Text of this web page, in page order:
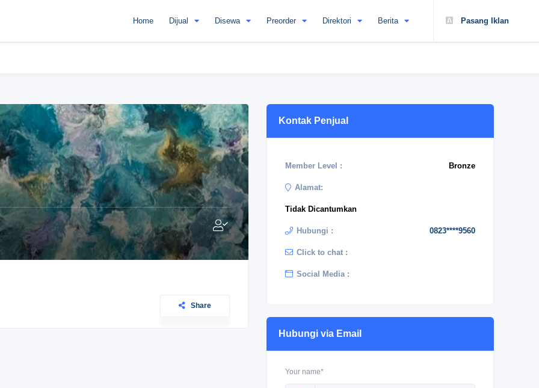
Pasang Iklan
Home Dijual Disewa Preorder Direktori Berita
Share
Kontak Penjual
Member Level : Bronze
Alamat:
Tidak Dicantumkan
Hubungi : 0823****9560
Click to chat :
Social Media :
Hubungi via Email
Your name*